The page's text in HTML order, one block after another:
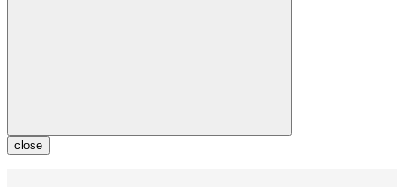
close